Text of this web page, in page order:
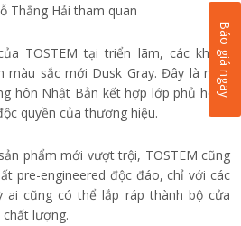
Thắng Hải tham quan
TOSTEM tại triển lãm, các khách
sắc mới Dusk Gray. Đây là màu
hôn Nhật Bản kết hợp lớp phủ hoàn
quyền của thương hiệu.
phẩm mới vượt trội, TOSTEM cũng
pre-engineered độc đáo, chỉ với các
ai cũng có thể lắp ráp thành bộ cửa
lượng.
Báo giá ngay